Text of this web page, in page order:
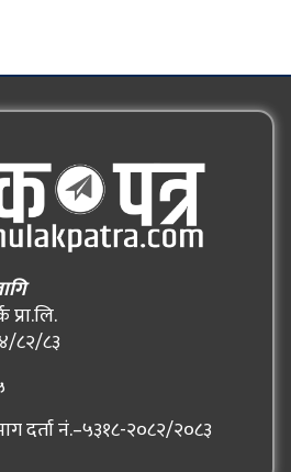
८२/८३
दर्ता नं.–५३१८-२०८२/२०८३